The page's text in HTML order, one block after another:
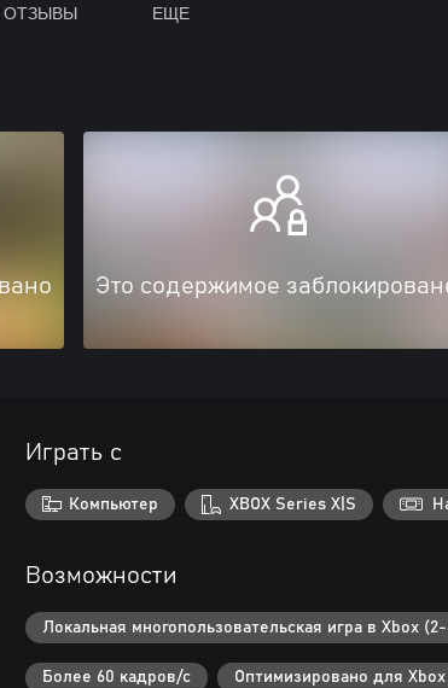
ОТЗЫВЫ ЕЩЕ
Это содержимое
Играть с
Компьютер XBOX Series X|S
Возможности
Локальная многопользовательская игра в Xbox
Более 60 кадров/с Оптимизировано для